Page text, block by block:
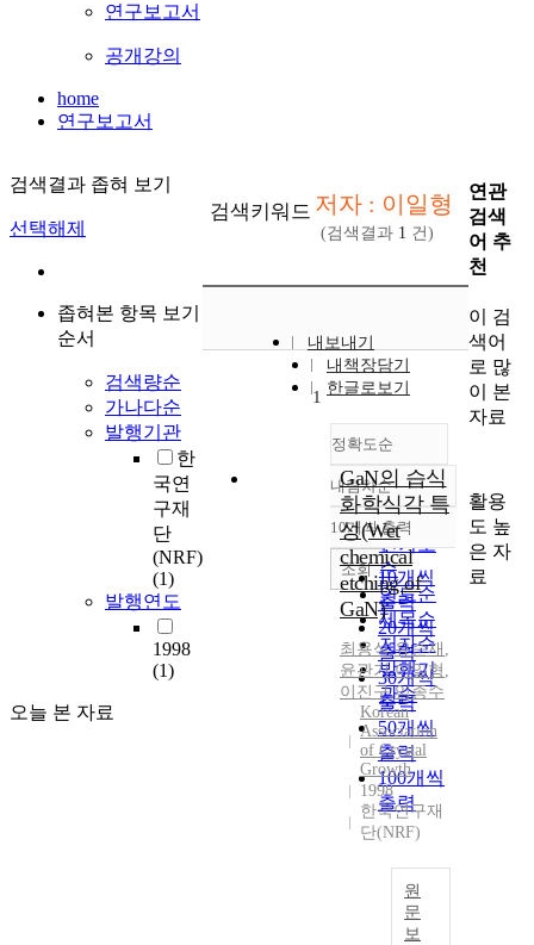
연구보고서
공개강의
home
연구보고서
검색결과 좁혀 보기
선택해제
좁혀본 항목 보기
순서
검색량순
가나다순
발행기관
한
국연
구재
단
(NRF)
(1)
발행연도
1998
(1)
오늘 본 자료
검색키워드 저자 : 이일형
(검색결과 1 건)
내보내기
내책장담기
한글로보기
정확도순
정확도
순
인기도
순
연도순
제목순
저자순
발행기
관순
내림차순
내림차순
10개씩 출력
10개씩
출력
20개씩
출력
30개씩
출력
50개씩
출력
100개씩
출력
조회
1
GaN의 습식
화학식각 특
성(Wet
chemical
etching of
GaN)
최용석,유순재 ,
윤관기,이일형 ,
이진구,임종수
Korean
Association
of Crystal
Growth
1998
한국연구재
단(NRF)
원
문
보
연관
검색
어 추
천
이 검
색어
로 많
이 본
자료
활용
도 높
은 자
료